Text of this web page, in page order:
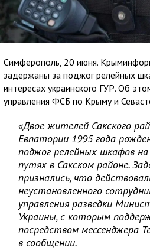
Симферополь, 20 июня.
задержаны за поджог релейных
интересах украинского ГУР. Об
управления ФСБ по Крыму и
«Двое жителей Сакского
Евпатории 1995 года
поджог релейных шкафов
путях в Сакском районе.
признались, что
неустановленного
управления разведки
Украины, с которым
посредством мессенджера
в сообщении.